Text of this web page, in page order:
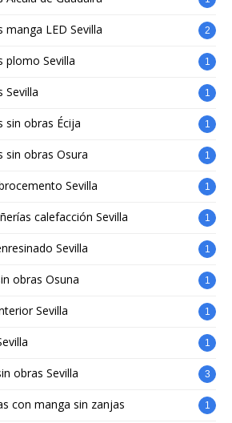
LED Sevilla 2
plomo Sevilla 1
Sevilla 1
sin obras Écija 1
sin obras Osura 1
Sevilla 1
calefacción Sevilla 1
Sevilla 1
obras Osuna 1
Sevilla 1
1
obras Sevilla 3
con manga sin zanjas 1